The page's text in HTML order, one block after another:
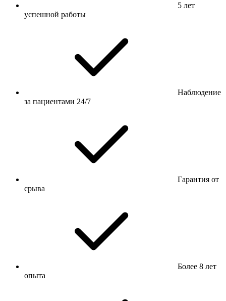
5 лет
успешной работы
Наблюдение
за пациентами 24/7
Гарантия от
срыва
Более 8 лет
опыта